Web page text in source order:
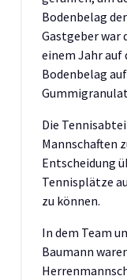
Bodenbelag
Gastgeber war
einem Jahr auf
Bodenbelag
Die
Mannschaften
Entscheidung
Tennisplätze
zu können.
In dem Team
Baumann